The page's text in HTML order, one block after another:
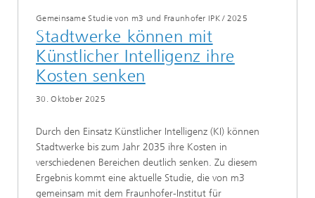
Gemeinsame Studie von m3 und Fraunhofer IPK/ 2025
Stadtwerke können mit
Künstlicher Intelligenz ihre
Kosten senken
30. Oktober 2025
Durch den Einsatz Künstlicher Intelligenz (KI) können
Stadtwerke bis zum Jahr 2035 ihre Kosten in
verschiedenen Bereichen deutlich senken. Zu diesem
Ergebnis kommt eine aktuelle Studie, die von m3
gemeinsam mit dem Fraunhofer-Institut für